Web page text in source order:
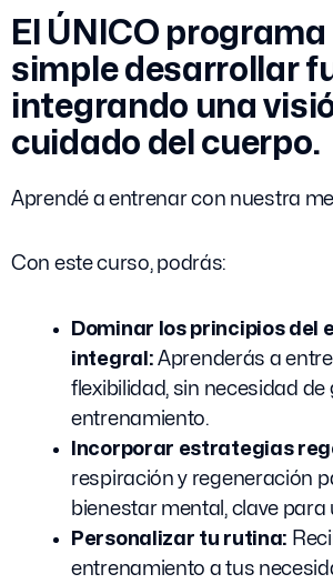
El ÚNICO
simple desarrollar
integrando una
cuidado del cuerpo.
Aprendé a entrenar con nuestra
Con este curso, podrás:
Dominar los principios del
integral: Aprenderás a
flexibilidad, sin necesidad
entrenamiento.
Incorporar estrategias
respiración y regeneración
bienestar mental, clave
Personalizar tu rutina:
entrenamiento a tus